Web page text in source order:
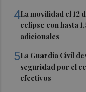
4La movilidad el 12
eclipse con hasta
adicionales
5La Guardia Civil
seguridad por el
efectivos